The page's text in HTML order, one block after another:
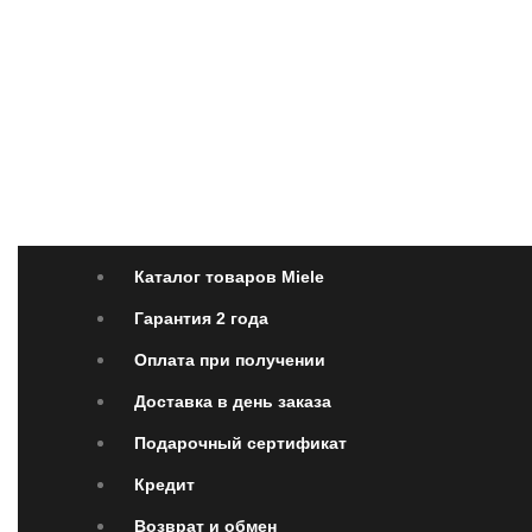
Каталог товаров Miele
Гарантия 2 года
Оплата при получении
Доставка в день заказа
Подарочный сертификат
Кредит
Возврат и обмен